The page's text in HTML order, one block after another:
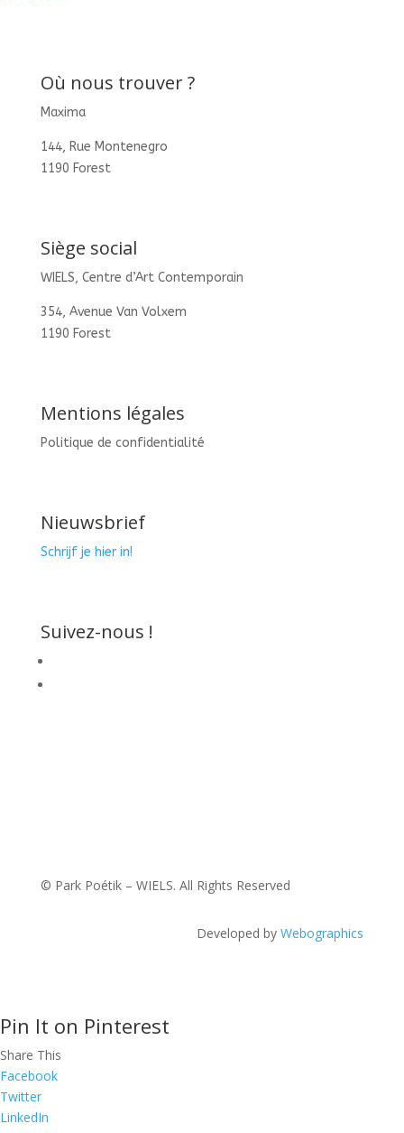
Où nous trouver ?
Maxima
144, Rue Montenegro
1190 Forest
Siège social
WIELS, Centre d’Art Contemporain
354, Avenue Van Volxem
1190 Forest
Mentions légales
Politique de confidentialité
Nieuwsbrief
Schrijf je hier in!
Suivez-nous !
© Park Poétik – WIELS. All Rights Reserved
Developed byWebographics
Pin It on Pinterest
Share This
Facebook
Twitter
LinkedIn